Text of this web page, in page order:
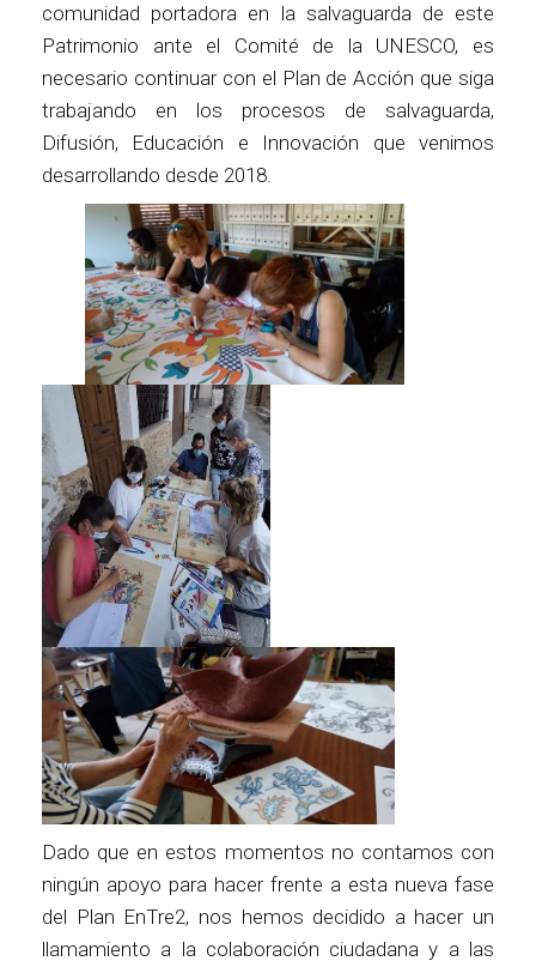
comunidad portadora en la salvaguarda de este
Patrimonio ante el Comité de la UNESCO, es
necesario continuar con el Plan de Acción que siga
trabajando en los procesos de salvaguarda,
Difusión, Educación e Innovación que venimos
desarrollando desde 2018.
Dado que en estos momentos no contamos con
ningún apoyo para hacer frente a esta nueva fase
del Plan EnTre2, nos hemos decidido a hacer un
llamamiento a la colaboración ciudadana y a las